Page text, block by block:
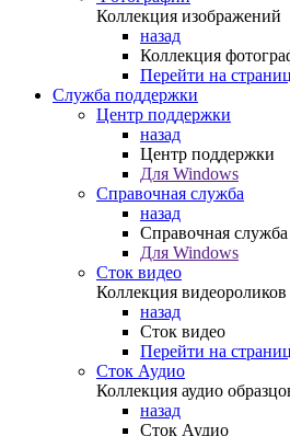
Коллекция изображений
назад
Коллекция
Перейти на
Служба поддержки
Центр поддержки
назад
Центр поддержки
Для Windows
Справочная служба
назад
Справочная служба
Для Windows
Сток видео
Коллекция видеороликов
назад
Сток видео
Перейти на
Сток Аудио
Коллекция аудио
назад
Сток Аудио